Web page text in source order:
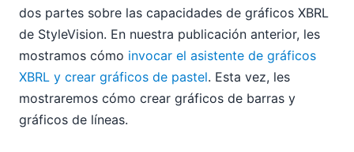
dos partes sobre las capacidades de gráficos XBRL
de StyleVision. En nuestra publicación anterior, les
mostramos cómo invocar el asistente de gráficos
XBRL y crear gráficos de pastel. Esta vez, les
mostraremos cómo crear gráficos de barras y
gráficos de líneas.